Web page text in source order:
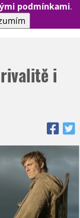
podmínkami.
PŘIHLÁSIT
i